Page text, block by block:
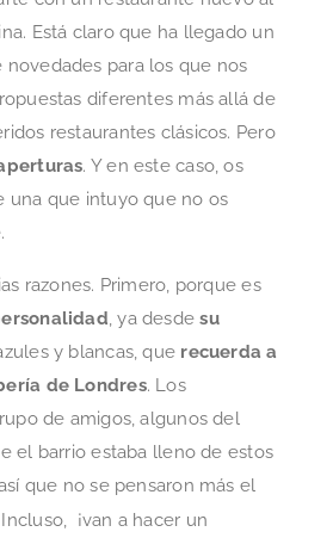
Está claro que ha llegado un
para los que nos
diferentes más allá de
restaurantes clásicos. Pero
. Y en este caso, os
una que intuyo que no os
razones. Primero, porque es
, ya desdesu
y blancas, que recuerda a
de Londres. Los
de amigos, algunos del
el barrio estaba lleno de estos
que no se pensaron más el
¡van a hacer un